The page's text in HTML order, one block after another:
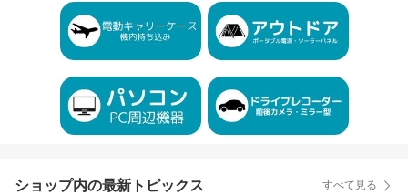
ショップ内の最新トピックス すべて見る